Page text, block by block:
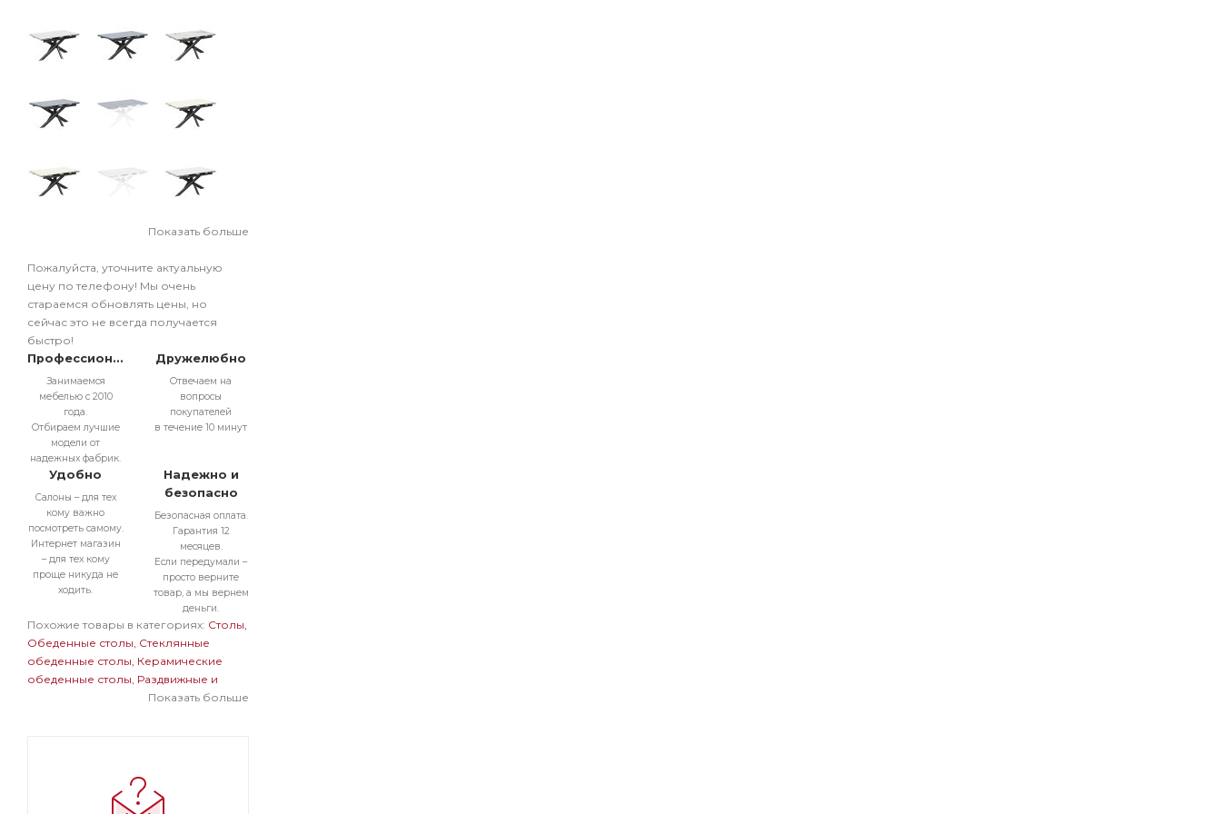
Показать больше
Пожалуйста, уточните актуальную
цену по телефону! Мы очень
стараемся обновлять цены, но
сейчас это не всегда получается
быстро!
Профессионально
Занимаемся
мебелью с 2010
года.
Отбираем лучшие
модели от
надежных фабрик.
Дружелюбно
Отвечаем на
вопросы
покупателей
в течение 10 минут
Удобно
Салоны – для тех
кому важно
посмотреть самому.
Интернет магазин
– для тех кому
проще никуда не
ходить.
Надежно и
безопасно
Безопасная оплата.
Гарантия 12
месяцев.
Если передумали –
просто верните
товар, а мы вернем
деньги.
Похожие товары в категориях: Столы
Обеденные столы Стеклянные
обеденные столы Керамические
обеденные столы Раздвижные и
раскладные обеденные столы
Большие обеденные столы
Стеклянные раздвижные и
Показать больше